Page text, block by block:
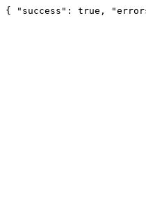
{ "success": true,